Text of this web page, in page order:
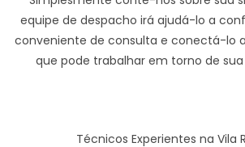
equipe de despacho irá ajudá-lo a
conveniente de consulta e conectá-lo
que pode trabalhar em torno de
Técnicos Experientes na Vila